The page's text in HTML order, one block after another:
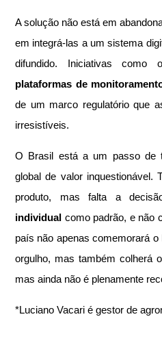
A solução não está em
em integrá-las a um sistema
difundido. Iniciativas como o
plataformas de
de um marco regulatório que
irresistíveis.
O Brasil está a um passo de
global de valor inquestionável.
produto, mas falta a
individual como padrão, e não
país não apenas comemorará
orgulho, mas também colherá
mas ainda não é plenamente
*Luciano Vacari é gestor de